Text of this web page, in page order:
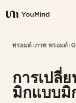
YouMind
ภาพรวม
กรณีการใช้งาน
พรอมต์›ภาพ พรอมต์›
การเปลี่
มิกแบบมิ